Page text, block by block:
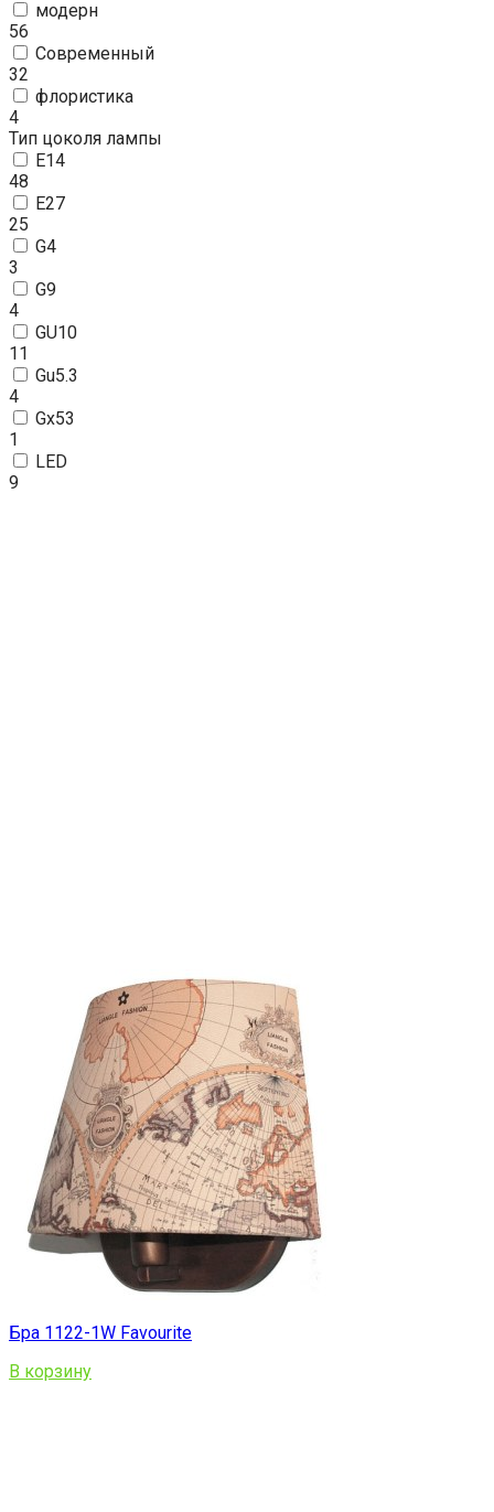
модерн
56
Современный
32
флористика
4
Тип цоколя лампы
E14
48
E27
25
G4
3
G9
4
GU10
11
Gu5.3
4
Gx53
1
LED
9
Бра 1122-1W Favourite
В корзину